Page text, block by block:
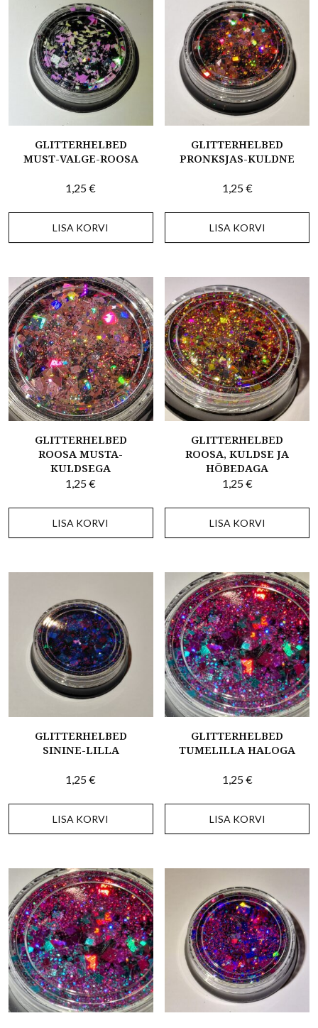
GLITTERHELBED
MUST-VALGE-ROOSA
1,25€
LISA KORVI
GLITTERHELBED
PRONKSJAS-KULDNE
1,25€
LISA KORVI
GLITTERHELBED
ROOSA MUSTA-
KULDSEGA
1,25€
LISA KORVI
GLITTERHELBED
ROOSA, KULDSE JA
HÕBEDAGA
1,25€
LISA KORVI
GLITTERHELBED
SININE-LILLA
1,25€
LISA KORVI
GLITTERHELBED
TUMELILLA HALOGA
1,25€
LISA KORVI